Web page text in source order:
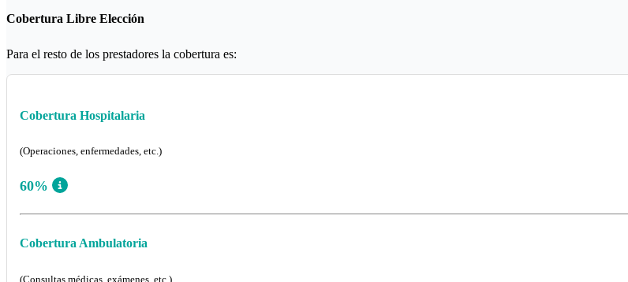
Cobertura Libre Elección
Para el resto de los prestadores la cobertura es:
Cobertura Hospitalaria
(Operaciones, enfermedades, etc.)
60%
Cobertura Ambulatoria
(Consultas médicas, exámenes, etc.)